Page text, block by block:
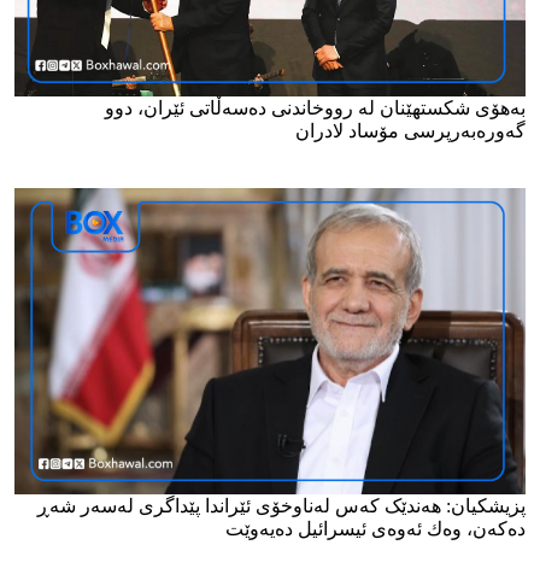
بەهۆی شکستهێنان لە رووخاندنی دەسەڵاتی ئێران، دوو
گەورەبەرپرسی مۆساد لادران
پزیشكیان: هەندێک کەس له‌ناوخۆی ئێراندا پێداگری لەسەر شەڕ
دەكەن، وه‌ك ئه‌وه‌ی ئیسرائیل ده‌یه‌وێت